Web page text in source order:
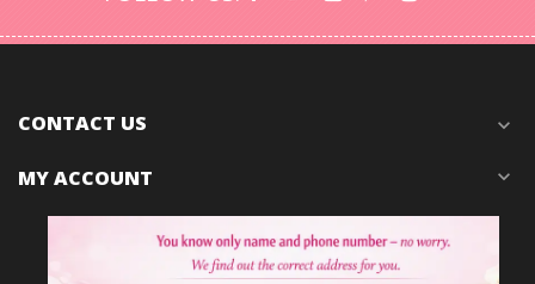
CONTACT US expand_more
MY ACCOUNT expand_more